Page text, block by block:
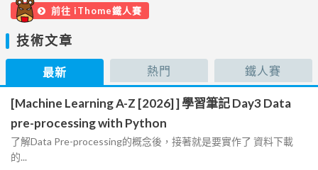
前往 iThome鐵人賽
技術文章
最新 熱門 鐵人賽
[Machine Learning A-Z [2026] ] 學習筆記 Day3 Data
pre-processing with Python
了解Data Pre-processing的概念後，接著就是要實作了 資料下載
的...